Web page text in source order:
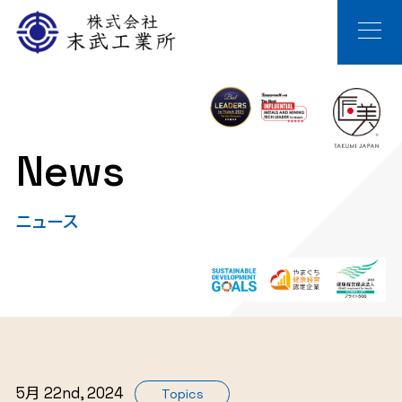
News
ニュース
5月 22nd, 2024 Topics